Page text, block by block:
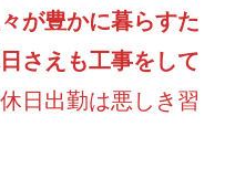
が豊かに暮らすた
さえも工事をして
休日出勤は悪しき習